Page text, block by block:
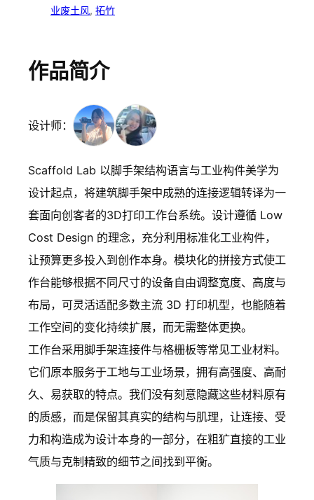
业废土风, 拓竹
作品简介
设计师：
Scaffold Lab 以脚手架结构语言与工业构件美学为
设计起点，将建筑脚手架中成熟的连接逻辑转译为一
套面向创客者的3D打印工作台系统。设计遵循 Low
Cost Design 的理念，充分利用标准化工业构件，
让预算更多投入到创作本身。模块化的拼接方式使工
作台能够根据不同尺寸的设备自由调整宽度、高度与
布局，可灵活适配多数主流 3D 打印机型，也能随着
工作空间的变化持续扩展，而无需整体更换。
工作台采用脚手架连接件与格栅板等常见工业材料。
它们原本服务于工地与工业场景，拥有高强度、高耐
久、易获取的特点。我们没有刻意隐藏这些材料原有
的质感，而是保留其真实的结构与肌理，让连接、受
力和构造成为设计本身的一部分，在粗犷直接的工业
气质与克制精致的细节之间找到平衡。